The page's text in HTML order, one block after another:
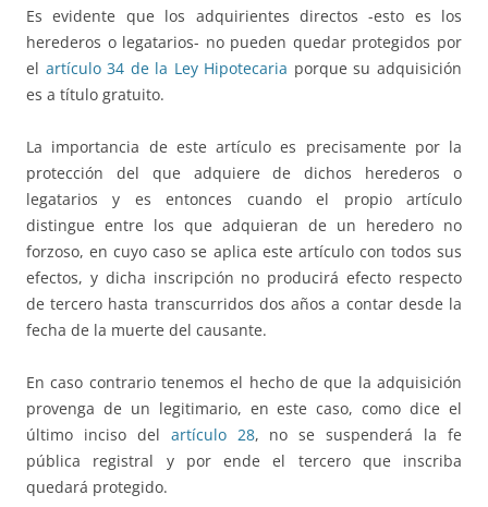
Es evidente que los adquirientes directos -esto es los
herederos o legatarios- no pueden quedar protegidos por
el artículo 34 de la Ley Hipotecaria porque su adquisición
es a título gratuito.
La importancia de este artículo es precisamente por la
protección del que adquiere de dichos herederos o
legatarios y es entonces cuando el propio artículo
distingue entre los que adquieran de un heredero no
forzoso, en cuyo caso se aplica este artículo con todos sus
efectos, y dicha inscripción no producirá efecto respecto
de tercero hasta transcurridos dos años a contar desde la
fecha de la muerte del causante.
En caso contrario tenemos el hecho de que la adquisición
provenga de un legitimario, en este caso, como dice el
último inciso del artículo 28, no se suspenderá la fe
pública registral y por ende el tercero que inscriba
quedará protegido.